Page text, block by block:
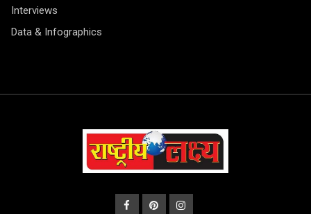
Interviews
Data & Infographics